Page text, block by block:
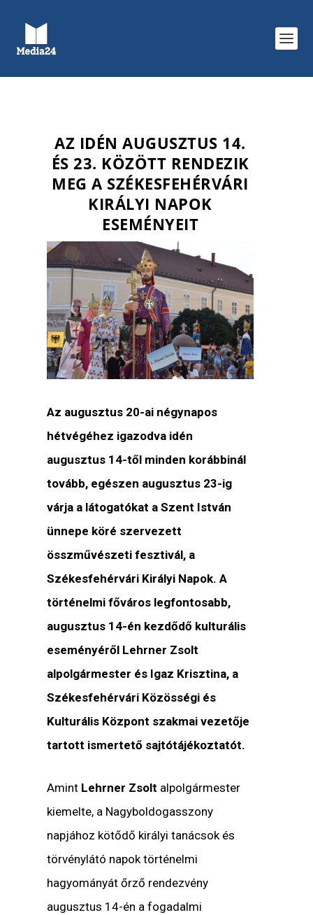
AZ IDÉN AUGUSZTUS 14.
ÉS 23. KÖZÖTT RENDEZIK
MEG A SZÉKESFEHÉRVÁRI
KIRÁLYI NAPOK
ESEMÉNYEIT
Az augusztus 20-ai négynapos
hétvégéhez igazodva idén
augusztus 14-től minden korábbinál
tovább, egészen augusztus 23-ig
várja a látogatókat a Szent István
ünnepe köré szervezett
összművészeti fesztivál, a
Székesfehérvári Királyi Napok. A
történelmi főváros legfontosabb,
augusztus 14-én kezdődő kulturális
eseményéről Lehrner Zsolt
alpolgármester és Igaz Krisztina, a
Székesfehérvári Közösségi és
Kulturális Központ szakmai vezetője
tartott ismertető sajtótájékoztatót.
Amint Lehrner Zsolt alpolgármester
kiemelte, a Nagyboldogasszony
napjához kötődő királyi tanácsok és
törvénylátó napok történelmi
hagyományát őrző rendezvény
augusztus 14-én a fogadalmi